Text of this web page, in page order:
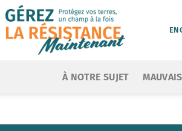
À NOTRE SUJET